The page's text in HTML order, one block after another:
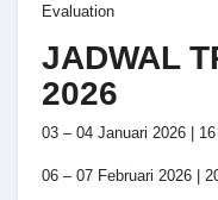
Evaluation
JADWAL
2026
03 – 04 Januari 2026 |
06 – 07 Februari 2026 |